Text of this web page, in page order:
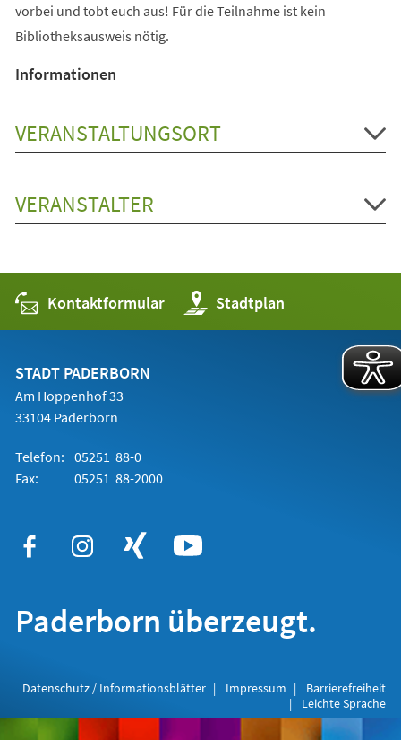
vorbei und tobt euch aus! Für die Teilnahme ist kein
Bibliotheksausweis nötig.
Informationen
VERANSTALTUNGSORT
VERANSTALTER
Kontaktformular Stadtplan
(Öffnet
in
einem
STADT PADERBORN
Am Hoppenhof 33
33104 Paderborn
Telefon: 05251 88-0
Fax:
05251 88-2000
Paderborn überzeugt.
Datenschutz / Informationsblätter Impressum
Barrierefreiheit
Leichte Sprache